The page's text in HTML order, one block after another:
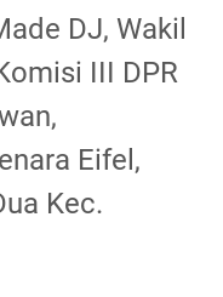
DJ, Wakil
III DPR
Eifel,
Kec.